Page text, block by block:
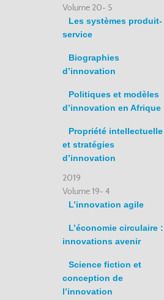
Volume 20- 5
Les systèmes produit-
service
Biographies
d’innovation
Politiques et modèles
d’innovation en Afrique
Propriété intellectuelle
et stratégies
d’innovation
2019
Volume 19- 4
L’innovation agile
L’économie circulaire :
innovations avenir
Science fiction et
conception de
l’innovation